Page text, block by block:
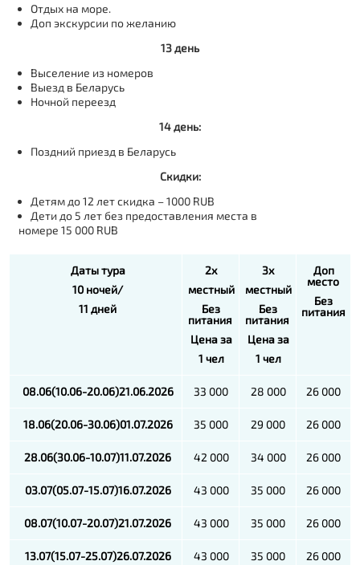
Отдых на море.
Доп экскурсии по желанию
13 день
Выселение из номеров
Выезд в Беларусь
Ночной переезд
14 день:
Поздний приезд в Беларусь
Скидки:
Детям до 12 лет скидка – 1000 RUB
Дети до 5 лет без предоставления места в
номере 15 000 RUB
Даты тура
10 ночей/
11 дней
2х
местный
Без
питания
Цена за
1 чел
3х
местный
Без
питания
Цена за
1 чел
Доп
место
Без
питания
08.06(10.06-20.06)21.06.2026 33 000 28 000 26 000
18.06(20.06-30.06)01.07.2026 35 000 29 000 26 000
28.06(30.06-10.07)11.07.2026 42 000 34 000 26 000
03.07(05.07-15.07)16.07.2026 43 000 35 000 26 000
08.07(10.07-20.07)21.07.2026 43 000 35 000 26 000
13.07(15.07-25.07)26.07.2026 43 000 35 000 26 000